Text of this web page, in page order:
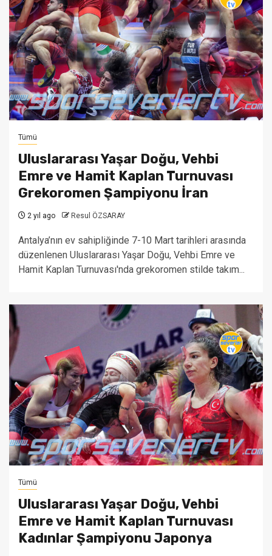
Tümü
Uluslararası Yaşar Doğu, Vehbi
Emre ve Hamit Kaplan Turnuvası
Grekoromen Şampiyonu İran
2 yıl ago Resul ÖZSARAY
Antalya’nın ev sahipliğinde 7-10 Mart tarihleri arasında
düzenlenen Uluslararası Yaşar Doğu, Vehbi Emre ve
Hamit Kaplan Turnuvası'nda grekoromen stilde takım...
Tümü
Uluslararası Yaşar Doğu, Vehbi
Emre ve Hamit Kaplan Turnuvası
Kadınlar Şampiyonu Japonya